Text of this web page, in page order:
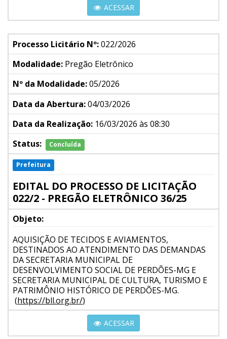
ACESSAR
Processo Licitário Nº:022/2026
Modalidade: Pregão Eletrônico
Nº da Modalidade:05/2026
Data da Abertura:04/03/2026
Data da Realização: 16/03/2026 às 08:30
Status:
Concluída
Prefeitura
EDITAL DO PROCESSO DE LICITAÇÃO
022/2 - PREGÃO ELETRÔNICO 36/25
Objeto:
AQUISIÇÃO DE TECIDOS E AVIAMENTOS,
DESTINADOS AO ATENDIMENTO DAS DEMANDAS
DA SECRETARIA MUNICIPAL DE
DESENVOLVIMENTO SOCIAL DE PERDÕES-MG E
SECRETARIA MUNICIPAL DE CULTURA, TURISMO E
PATRIMÔNIO HISTÓRICO DE PERDÕES-MG.
(https://bll.org.br/)
ACESSAR